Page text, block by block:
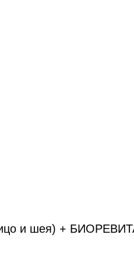
и шея) +